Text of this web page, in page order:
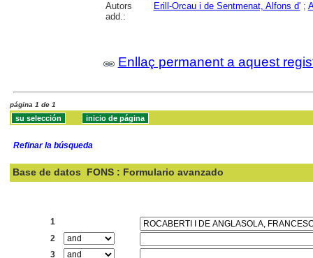
Autors
add.:
Erill-Orcau i de Sentmenat, Alfons d';
Enllaç permanent a aquest
página 1 de 1
Refinar la búsqueda
Base de datos FONS : Formulario avanzado
1
2
3